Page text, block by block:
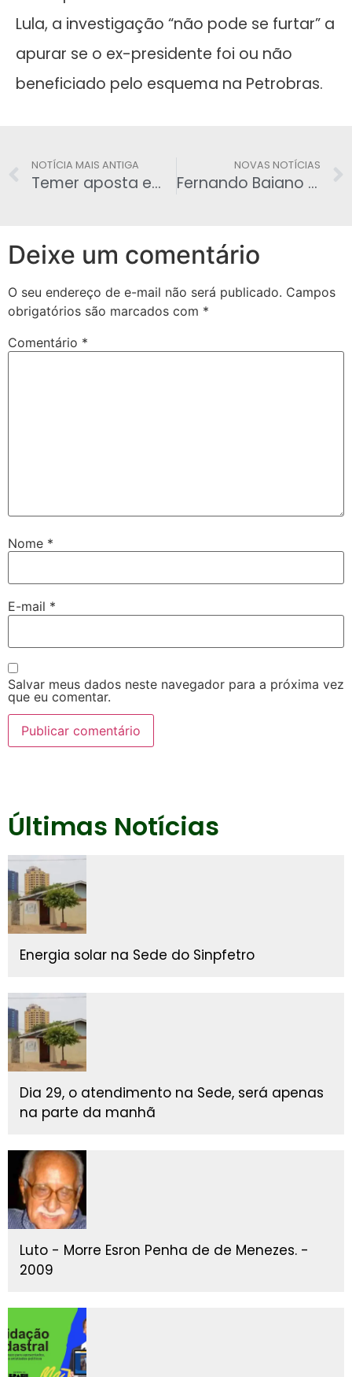
Lula, a investigação “não pode se furtar” a
apurar se o ex-presidente foi ou não
beneficiado pelo esquema na Petrobras.
NOTÍCIA MAIS ANTIGA
Temer aposta em fracasso na recriação da CPMF
NOVAS NOTÍCIAS
Fernando Baiano complica Cunha na Lava Jato
Deixe um comentário
O seu endereço de e-mail não será publicado. Campos
obrigatórios são marcados com *
Comentário *
Nome *
E-mail *
Salvar meus dados neste navegador para a próxima vez
que eu comentar.
Últimas Notícias
Energia solar na Sede do Sinpfetro
Dia 29, o atendimento na Sede, será apenas
na parte da manhã
Luto - Morre Esron Penha de de Menezes. -
2009